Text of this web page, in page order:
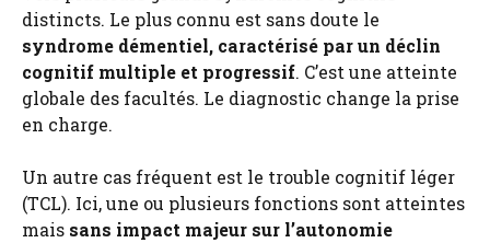
distincts. Le plus connu est sans doute le
syndrome démentiel, caractérisé par un déclin
cognitif multiple et progressif. C’est une atteinte
globale des facultés. Le diagnostic change la prise
en charge.
Un autre cas fréquent est le trouble cognitif léger
(TCL). Ici, une ou plusieurs fonctions sont atteintes
mais sans impact majeur sur l’autonomie